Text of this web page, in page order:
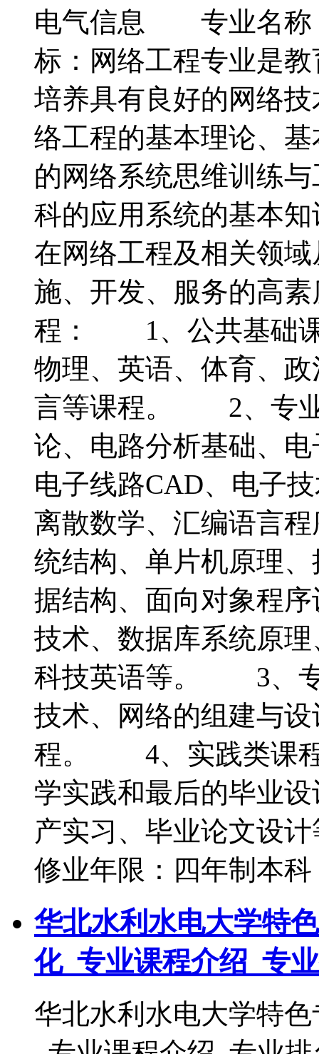
电气信息 专业名
标：网络工程专业是
培养具有良好的网络
络工程的基本理论、
的网络系统思维训练
科的应用系统的基本
在网络工程及相关领
施、开发、服务的高
程： 1、公共基础课
物理、英语、体育、
言等课程。 2、专业
论、电路分析基础、
电子线路CAD、电子
离散数学、汇编语言
统结构、单片机原理
据结构、面向对象程
技术、数据库系统原
科技英语等。 3、专
技术、网络的组建与
程。 4、实践类课程
学实践和最后的毕业
产实习、毕业论文
修业年限：四年制本
华北水利水电大学特
化_专业课程介绍_专
华北水利水电大学特